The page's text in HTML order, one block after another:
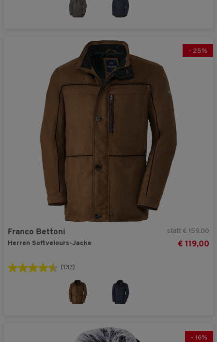
- 25%
Franco Bettoni
Herren Softvelours-Jacke
statt € 159,00
€ 119,00
(137)
- 16%